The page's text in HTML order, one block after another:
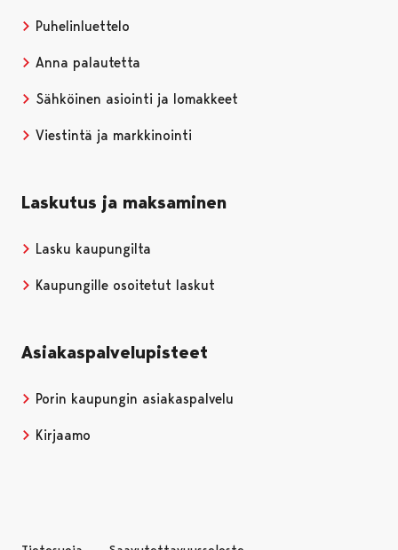
Puhelinluettelo
Anna palautetta
Sähköinen asiointi ja lomakkeet
Viestintä ja markkinointi
Laskutus ja maksaminen
Lasku kaupungilta
Kaupungille osoitetut laskut
Asiakaspalvelupisteet
Porin kaupungin asiakaspalvelu
Kirjaamo